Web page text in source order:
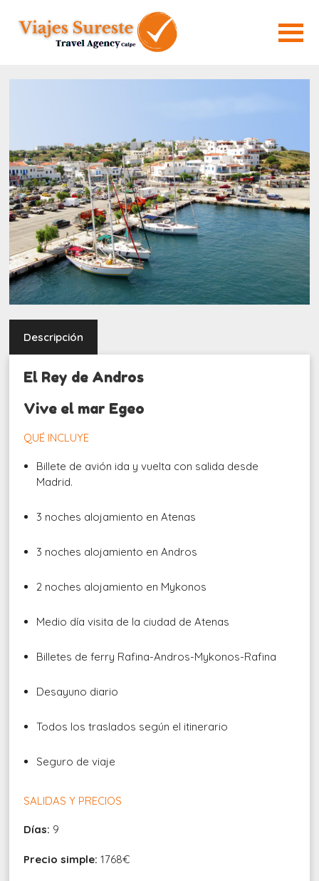
Descripción
El Rey de Andros
Vive el mar Egeo
QUÉ INCLUYE
Billete de avión ida y vuelta con salida desde
Madrid.
3 noches alojamiento en Atenas
3 noches alojamiento en Andros
2 noches alojamiento en Mykonos
Medio día visita de la ciudad de Atenas
Billetes de ferry Rafina-Andros-Mykonos-Rafina
Desayuno diario
Todos los traslados según el itinerario
Seguro de viaje
SALIDAS Y PRECIOS
Días: 9
Precio simple: 1768€